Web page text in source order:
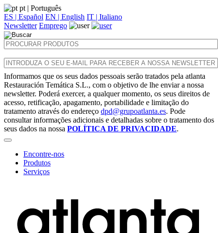
pt | Português
ES | Español EN | English IT | Italiano
Newsletter Emprego
Informamos que os seus dados pessoais serão tratados pela atlanta
Restauración Temática S.L., com o objetivo de lhe enviar a nossa
newsletter. Poderá exercer, a qualquer momento, os seus direitos de
acesso, retificação, apagamento, portabilidade e limitação do
tratamento através do endereço dpd@grupoatlanta.es. Pode
consultar informações adicionais e detalhadas sobre o tratamento dos
seus dados na nossa POLÍTICA DE PRIVACIDADE.
Encontre-nos
Produtos
Serviços